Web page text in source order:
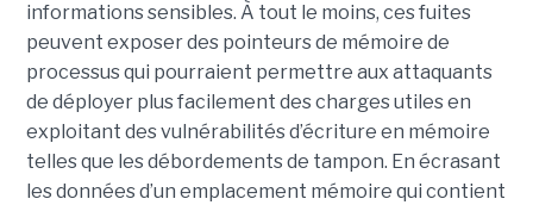
informations sensibles. À tout le moins, ces fuites
peuvent exposer des pointeurs de mémoire de
processus qui pourraient permettre aux attaquants
de déployer plus facilement des charges utiles en
exploitant des vulnérabilités d’écriture en mémoire
telles que les débordements de tampon. En écrasant
les données d’un emplacement mémoire qui contient